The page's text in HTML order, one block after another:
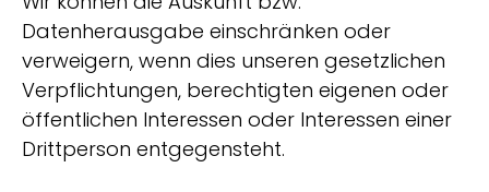
Datenherausgabe einschränken oder
verweigern, wenn dies unseren gesetzlichen
Verpflichtungen, berechtigten eigenen oder
öffentlichen Interessen oder Interessen einer
Drittperson entgegensteht.